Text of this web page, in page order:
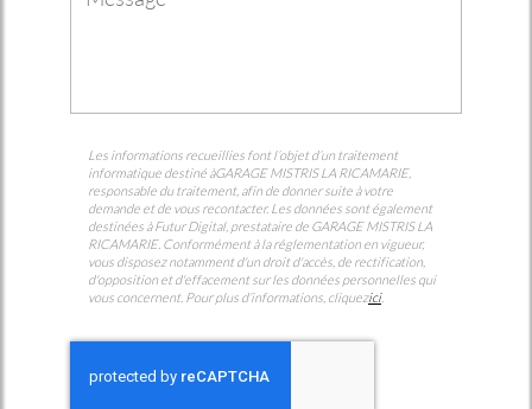
Les informations recueillies font l’objet d’un traitement
informatique destiné àGARAGE MISTRIS LA RICAMARIE,
responsable du traitement, afin de donner suite à votre
demande et de vous recontacter. Les données sont également
destinées à Futur Digital, prestataire de GARAGE MISTRIS LA
RICAMARIE. Conformément à la réglementation en vigueur,
vous disposez notamment d'un droit d'accès, de rectification,
d'opposition et d'effacement sur les données personnelles qui
vous concernent. Pour plus d’informations, cliquezici.